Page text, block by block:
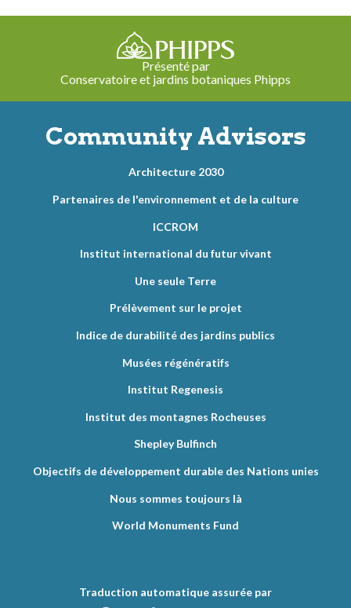
Présenté par
Conservatoire et jardins botaniques Phipps
Community Advisors
Architecture 2030
Partenaires de l'environnement et de la culture
ICCROM
Institut international du futur vivant
Une seule Terre
Prélèvement sur le projet
Indice de durabilité des jardins publics
Musées régénératifs
Institut Regenesis
Institut des montagnes Rocheuses
Shepley Bulfinch
Objectifs de développement durable des Nations unies
Nous sommes toujours là
World Monuments Fund
Traduction automatique assurée par